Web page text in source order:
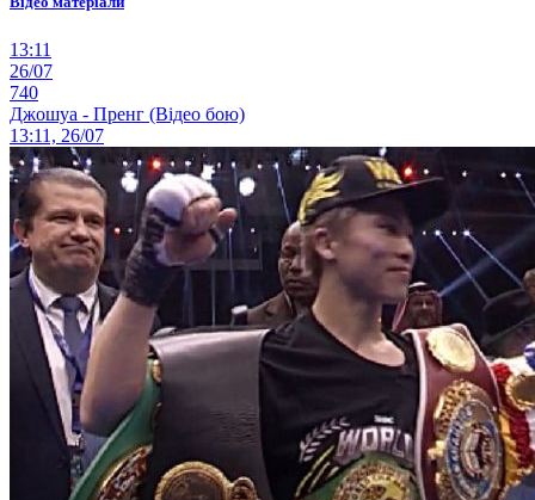
13:11
26/07
740
Джошуа - Пренг (Відео бою)
13:11, 26/07